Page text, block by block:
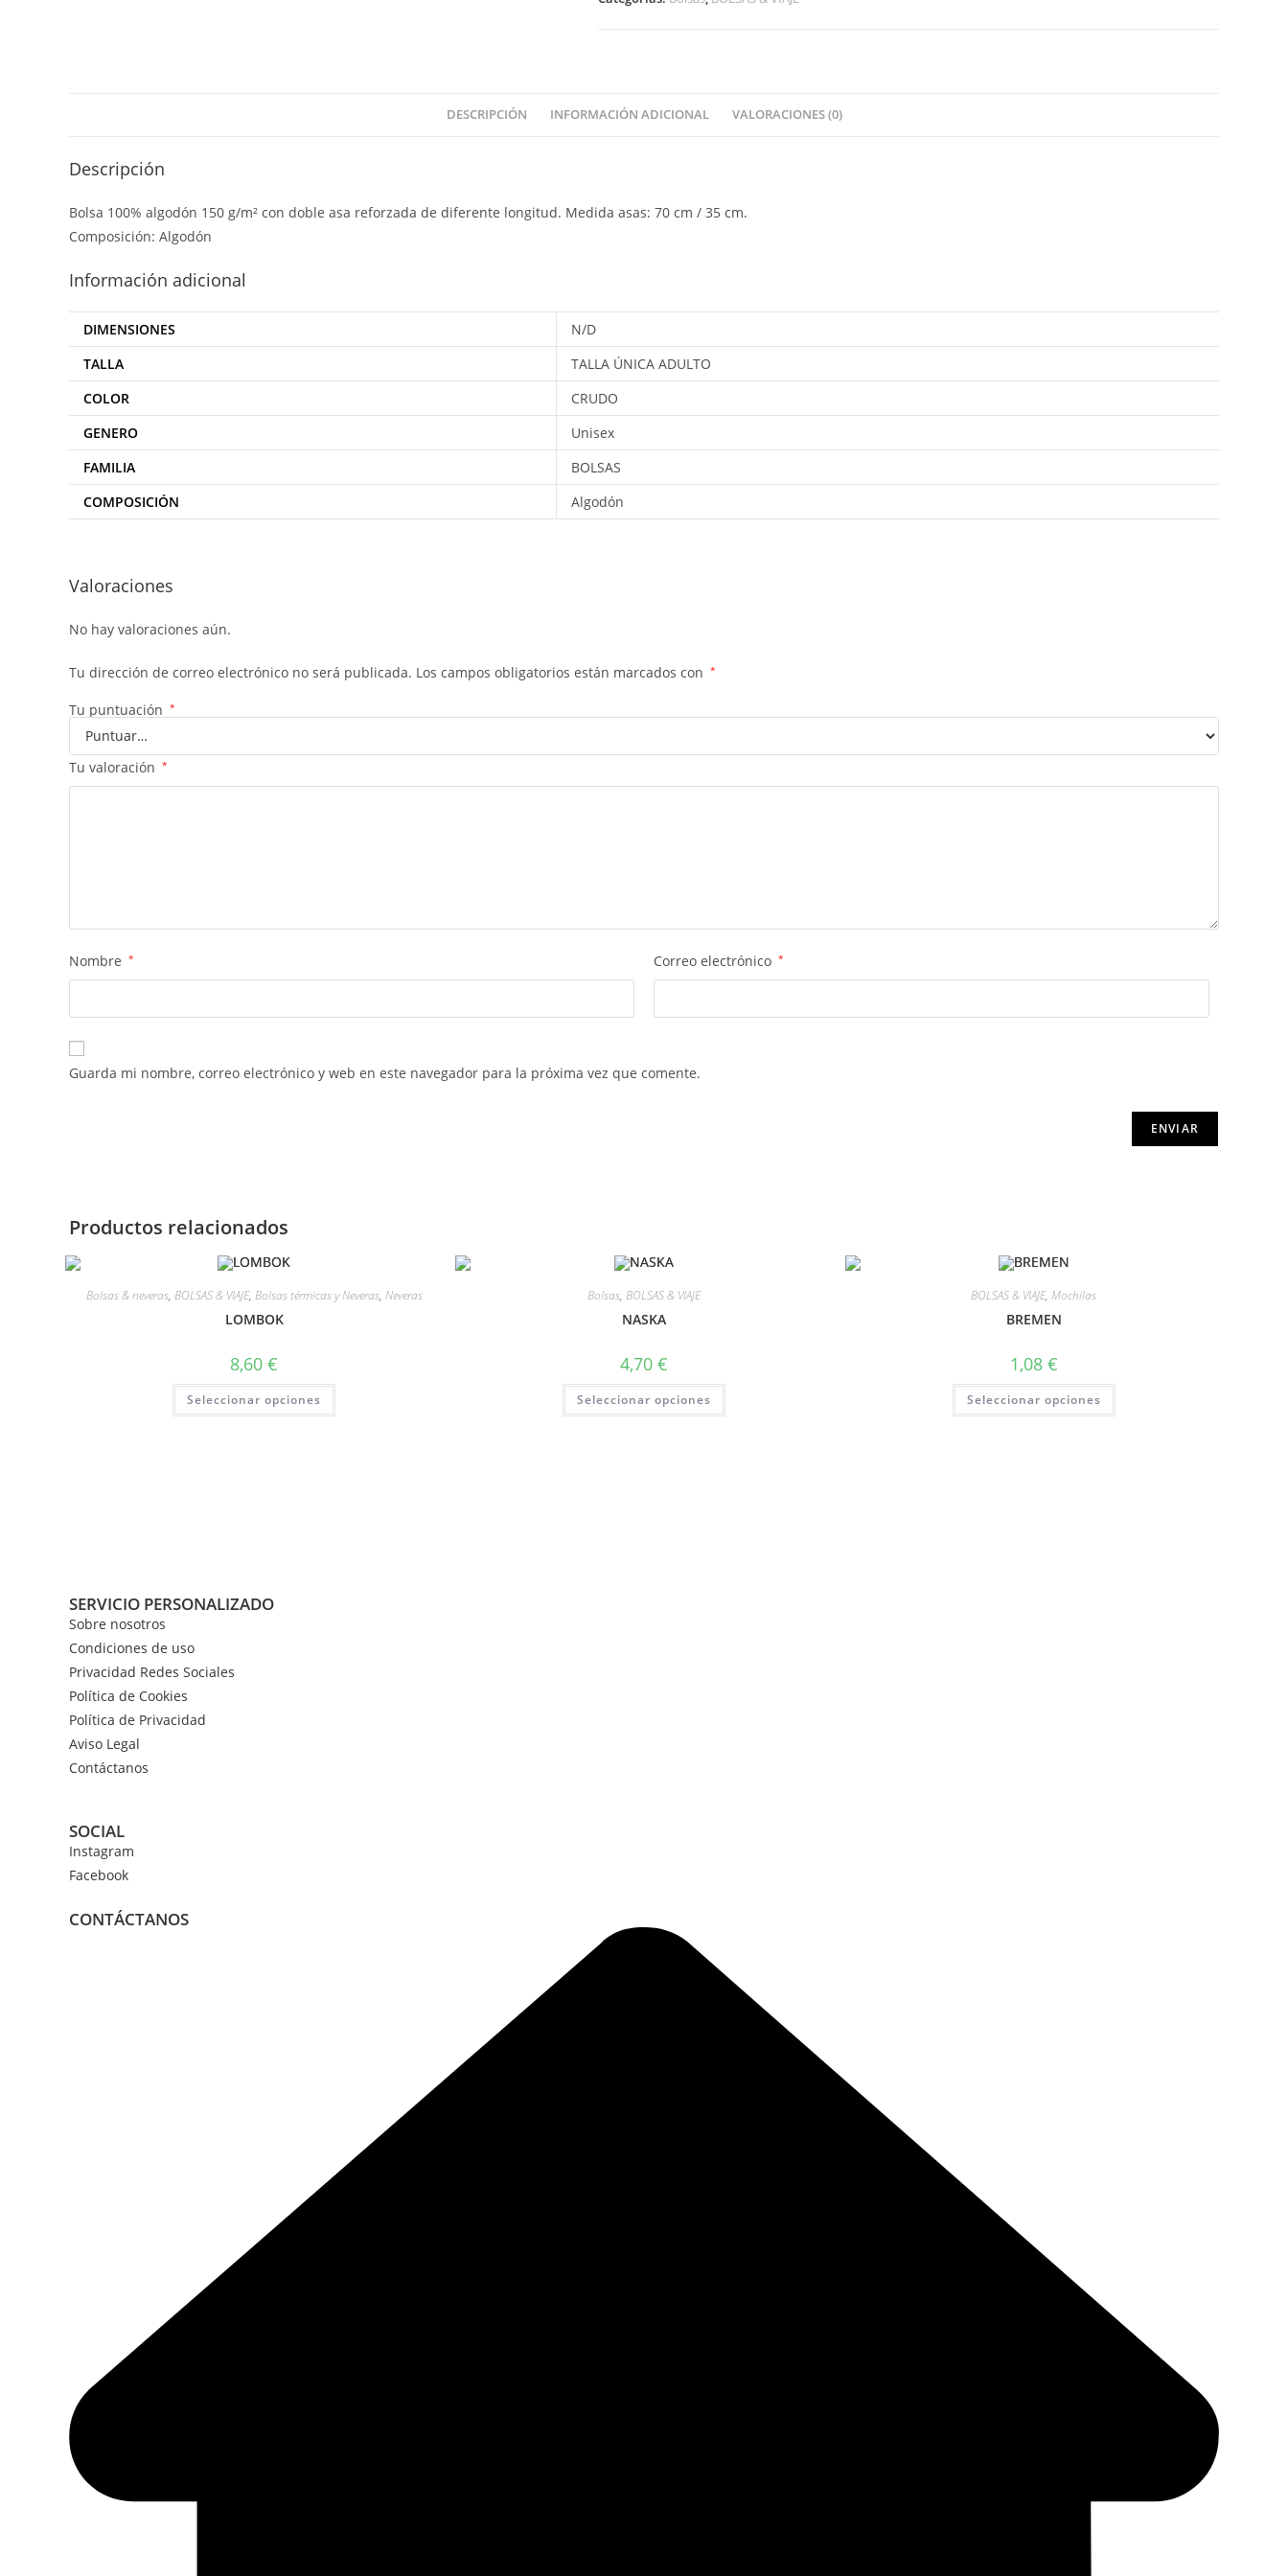
DESCRIPCIÓN INFORMACIÓN ADICIONAL VALORACIONES (0)
Descripción
Bolsa 100% algodón 150 g/m² con doble asa reforzada de diferente longitud. Medida asas: 70 cm / 35 cm.
Composición: Algodón
Información adicional
DIMENSIONES
N/D
TALLA
TALLA ÚNICA ADULTO
COLOR
CRUDO
GENERO
Unisex
FAMILIA
BOLSAS
COMPOSICIÓN
Algodón
Valoraciones
No hay valoraciones aún.
Tu dirección de correo electrónico no será publicada. Los campos obligatorios están marcados con *
Tu puntuación *
Tu valoración *
Nombre * Correo electrónico *
Guarda mi nombre, correo electrónico y web en este navegador para la próxima vez que comente.
Productos relacionados
Bolsas & neveras, BOLSAS & VIAJE, Bolsas térmicas y Neveras, Neveras
LOMBOK
8,60€
Seleccionar opciones
Bolsas, BOLSAS & VIAJE
NASKA
4,70 €
Seleccionar opciones
BOLSAS & VIAJE,Mochilas
BREMEN
1,08 €
Seleccionar opciones
SERVICIO PERSONALIZADO
Sobre nosotros
Condiciones de uso
Privacidad Redes Sociales
Política de Cookies
Política de Privacidad
Aviso Legal
Contáctanos
SOCIAL
Instagram
Facebook
CONTÁCTANOS